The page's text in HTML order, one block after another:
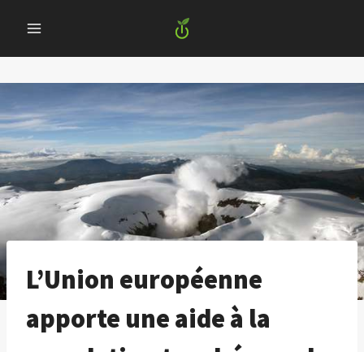
content
L’Union européenne
apporte une aide à la